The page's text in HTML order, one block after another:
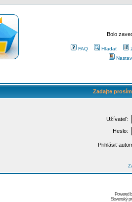
Bolo
FAQ Hľadať
Zadajte
Užívateľ:
Heslo:
Prihlásiť
Powered
Slovenský